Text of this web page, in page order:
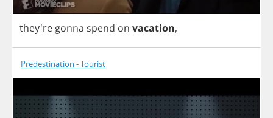
they're gonna spend on vacation,
Predestination - Tourist